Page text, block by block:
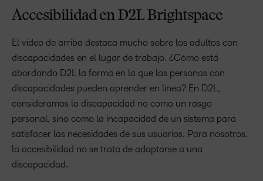
Accesibilidad en D2L Brightspace
El video de arriba destaca mucho sobre los adultos con
discapacidades en el lugar de trabajo. ¿Cómo está
abordando D2L la forma en la que las personas con
discapacidades pueden aprender en línea? En D2L,
consideramos la discapacidad no como un rasgo
personal, sino como la incapacidad de un sistema para
satisfacer las necesidades de sus usuarios. Para nosotros,
la accesibilidad no se trata de adaptarse a una
discapacidad.